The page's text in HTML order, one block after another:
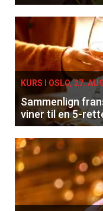
KURS I OSLO, 27.
Sammenlign
viner til en 5-